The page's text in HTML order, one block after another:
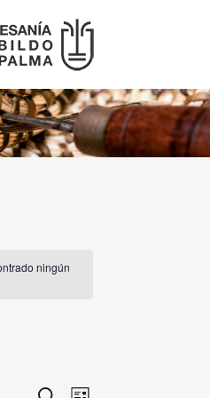
ningún
BuscarNAVEGACIÓN